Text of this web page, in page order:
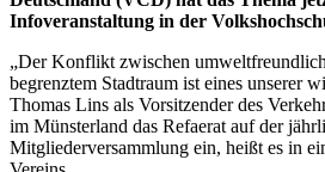
Infoveranstaltung in der
„Der Konflikt zwischen
begrenztem Stadtraum ist eines unserer
Thomas Lins als Vorsitzender des
im Münsterland das Refaerat auf der
Mitgliederversammlung ein, heißt es in